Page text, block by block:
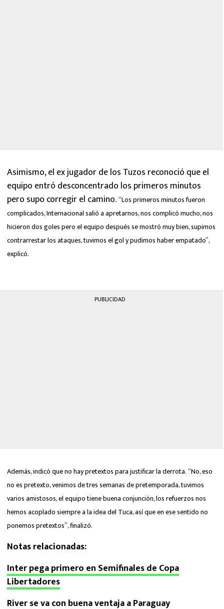
Asimismo, el ex jugador de los Tuzos reconoció que el
equipo entró desconcentrado los primeros minutos
pero supo corregir el camino.“Los primeros minutos fueron
complicados, Internacional salió a apretarnos, nos complicó mucho, nos
hicieron dos goles pero el equipo después se mostró muy bien, supimos
contrarrestar los ataques, tuvimos el gol y pudimos haber empatado”,
explicó.
PUBLICIDAD
Además, indicó que no hay pretextos para justificar la derrota.“No, eso
no es pretexto, venimos de tres semanas de pretemporada, tuvimos
varios amistosos, el equipo tiene buena conjunción, los refuerzos nos
hemos acoplado siempre a la idea del Tuca, así que en ese sentido no
ponemos pretextos”, finalizó.
Notas relacionadas:
Inter pega primero en Semifinales de Copa
Libertadores
River se va con buena ventaja a Paraguay